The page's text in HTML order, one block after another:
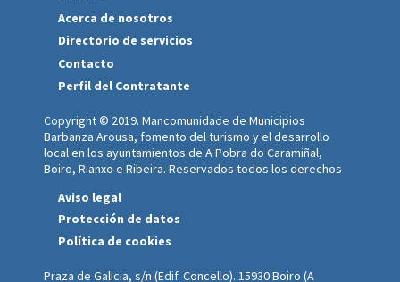
Acerca de nosotros
Directorio de servicios
Contacto
Perfil del Contratante
Copyright © 2019. Mancomunidade de Municipios
Barbanza Arousa, fomento del turismo y el desarrollo
local en los ayuntamientos de A Pobra do Caramiñal,
Boiro, Rianxo e Ribeira. Reservados todos los derechos
Aviso legal
Protección de datos
Política de cookies
Praza de Galicia, s/n (Edif. Concello). 15930 Boiro (A